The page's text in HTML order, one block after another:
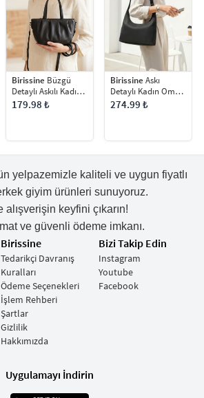
Birissine Büzgü
Detaylı Askılı Kadın
El ve Omuz Çantası
179.98 ₺
Birissine Askı
Detaylı Kadın Omuz
Çantası
274.99 ₺
yelpazemizle kaliteli ve uygun fiyatlı
giyim ürünleri sunuyoruz.
alışverişin keyfini çıkarın!
ve güvenli ödeme imkanı.
Birissine
Tedarikçi Davranış
Kuralları
Ödeme Seçenekleri
İşlem Rehberi
Şartlar
Gizlilik
Hakkımızda
Bizi Takip Edin
Instagram
Youtube
Facebook
Uygulamayı İndirin